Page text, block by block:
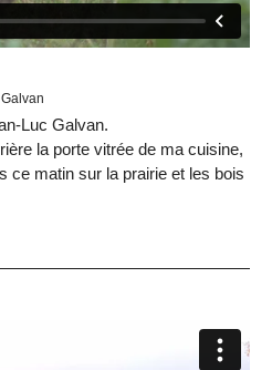
Luc Galvan.
la porte vitrée de ma cuisine,
ce matin sur la prairie et les bois